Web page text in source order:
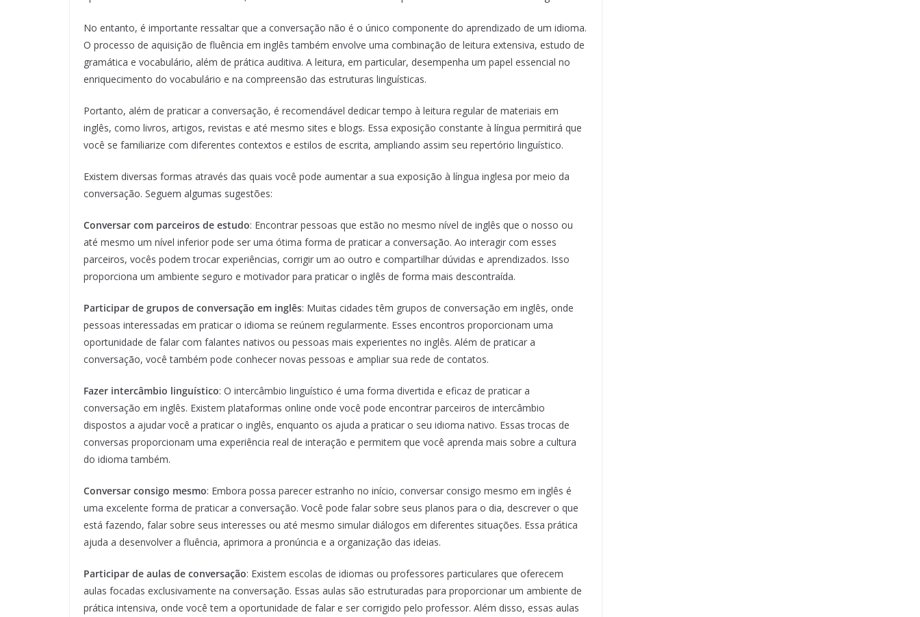
No entanto, é importante ressaltar que a conversação não é o único componente do aprendizado de um idioma.
O processo de aquisição de fluência em inglês também envolve uma combinação de leitura extensiva, estudo de
gramática e vocabulário, além de prática auditiva. A leitura, em particular, desempenha um papel essencial no
enriquecimento do vocabulário e na compreensão das estruturas linguísticas.
Portanto, além de praticar a conversação, é recomendável dedicar tempo à leitura regular de materiais em
inglês, como livros, artigos, revistas e até mesmo sites e blogs. Essa exposição constante à língua permitirá que
você se familiarize com diferentes contextos e estilos de escrita, ampliando assim seu repertório linguístico.
Existem diversas formas através das quais você pode aumentar a sua exposição à língua inglesa por meio da
conversação. Seguem algumas sugestões:
Conversar com parceiros de estudo: Encontrar pessoas que estão no mesmo nível de inglês que o nosso ou
até mesmo um nível inferior pode ser uma ótima forma de praticar a conversação. Ao interagir com esses
parceiros, vocês podem trocar experiências, corrigir um ao outro e compartilhar dúvidas e aprendizados. Isso
proporciona um ambiente seguro e motivador para praticar o inglês de forma mais descontraída.
Participar de grupos de conversação em inglês: Muitas cidades têm grupos de conversação em inglês, onde
pessoas interessadas em praticar o idioma se reúnem regularmente. Esses encontros proporcionam uma
oportunidade de falar com falantes nativos ou pessoas mais experientes no inglês. Além de praticar a
conversação, você também pode conhecer novas pessoas e ampliar sua rede de contatos.
Fazer intercâmbio linguístico: O intercâmbio linguístico é uma forma divertida e eficaz de praticar a
conversação em inglês. Existem plataformas online onde você pode encontrar parceiros de intercâmbio
dispostos a ajudar você a praticar o inglês, enquanto os ajuda a praticar o seu idioma nativo. Essas trocas de
conversas proporcionam uma experiência real de interação e permitem que você aprenda mais sobre a cultura
do idioma também.
Conversar consigo mesmo: Embora possa parecer estranho no início, conversar consigo mesmo em inglês é
uma excelente forma de praticar a conversação. Você pode falar sobre seus planos para o dia, descrever o que
está fazendo, falar sobre seus interesses ou até mesmo simular diálogos em diferentes situações. Essa prática
ajuda a desenvolver a fluência, aprimora a pronúncia e a organização das ideias.
Participar de aulas de conversação: Existem escolas de idiomas ou professores particulares que oferecem
aulas focadas exclusivamente na conversação. Essas aulas são estruturadas para proporcionar um ambiente de
prática intensiva, onde você tem a oportunidade de falar e ser corrigido pelo professor. Além disso, essas aulas